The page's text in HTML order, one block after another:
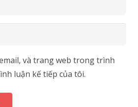
và trang web trong trình
luận kế tiếp của tôi.